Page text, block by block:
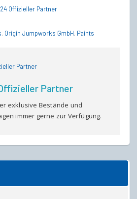
Offizieller Partner
, Origin Jumpworks GmbH, Paints
Partner
exklusive Bestände und
immer gerne zur Verfügung.